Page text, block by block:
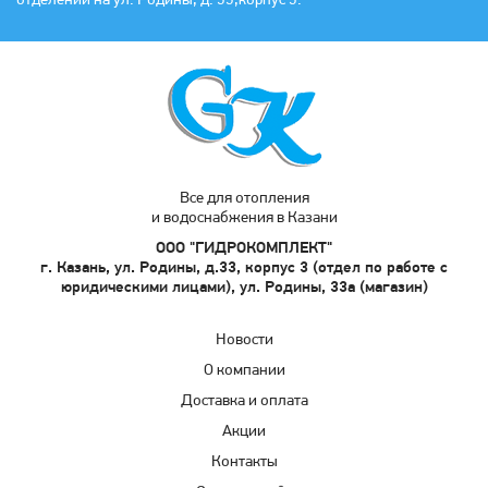
Все для отопления
и водоснабжения в Казани
ООО "ГИДРОКОМПЛЕКТ"
г. Казань, ул. Родины, д.33, корпус 3 (отдел по работе с
юридическими лицами), ул. Родины, 33а (магазин)
Новости
О компании
Доставка и оплата
Акции
Контакты